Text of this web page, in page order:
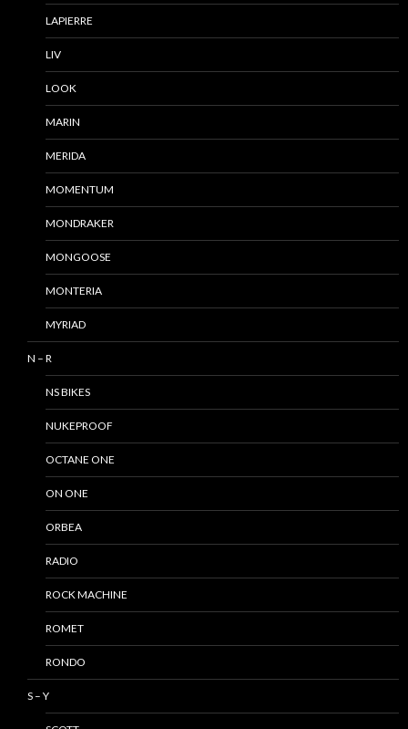
LAPIERRE
LIV
LOOK
MARIN
MERIDA
MOMENTUM
MONDRAKER
MONGOOSE
MONTERIA
MYRIAD
N – R
NS BIKES
NUKEPROOF
OCTANE ONE
ON ONE
ORBEA
RADIO
ROCK MACHINE
ROMET
RONDO
S – Y